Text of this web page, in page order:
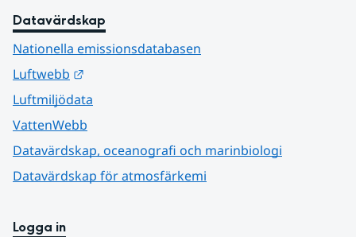
Datavärdskap
Nationella emissionsdatabasen
Luftwebb
Luftmiljödata
VattenWebb
Datavärdskap, oceanografi och marinbiologi
Datavärdskap för atmosfärkemi
Logga in